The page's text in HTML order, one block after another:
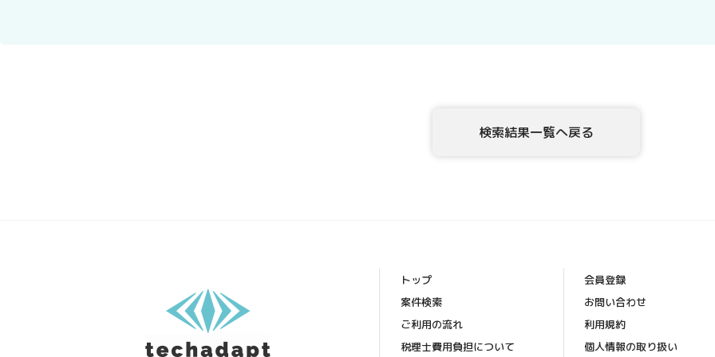
テックアダプト会員登録者様が、当社に個人情報を提供
個人情報保護管理者：ビジネスサポート部 常務取締役
TEL ： 03-6683-8664 FAX ： 03-6683-8665
Mail： info_hd@highdimension.co.jp
検索結果一覧へ戻る
トップ
案件検索
ご利用の流れ
税理士費用負担について
会員登録
お問い合わせ
利用規約
個人情報の取り扱い